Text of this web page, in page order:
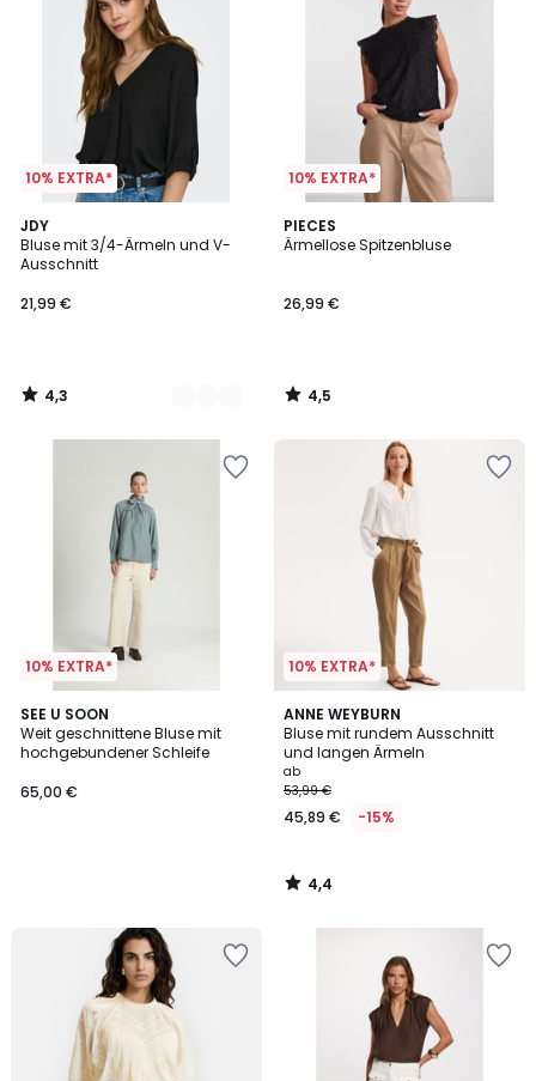
10% EXTRA*
JDY
Bluse mit 3/4-Ärmeln und V-
Ausschnitt
21,99 €
4,3
/ 5
3
Farben
4,3
/
10% EXTRA*
PIECES
Ärmellose Spitzenbluse
26,99 €
4,5
/ 5
4,5
/
10% EXTRA*
SEE U SOON
Weit geschnittene Bluse mit
hochgebundener Schleife
65,00 €
10% EXTRA*
ANNE WEYBURN
Bluse mit rundem Ausschnitt
und langen Ärmeln
ab
53,99 €
45,89 € -15%
4,4
/ 5
4,4
/